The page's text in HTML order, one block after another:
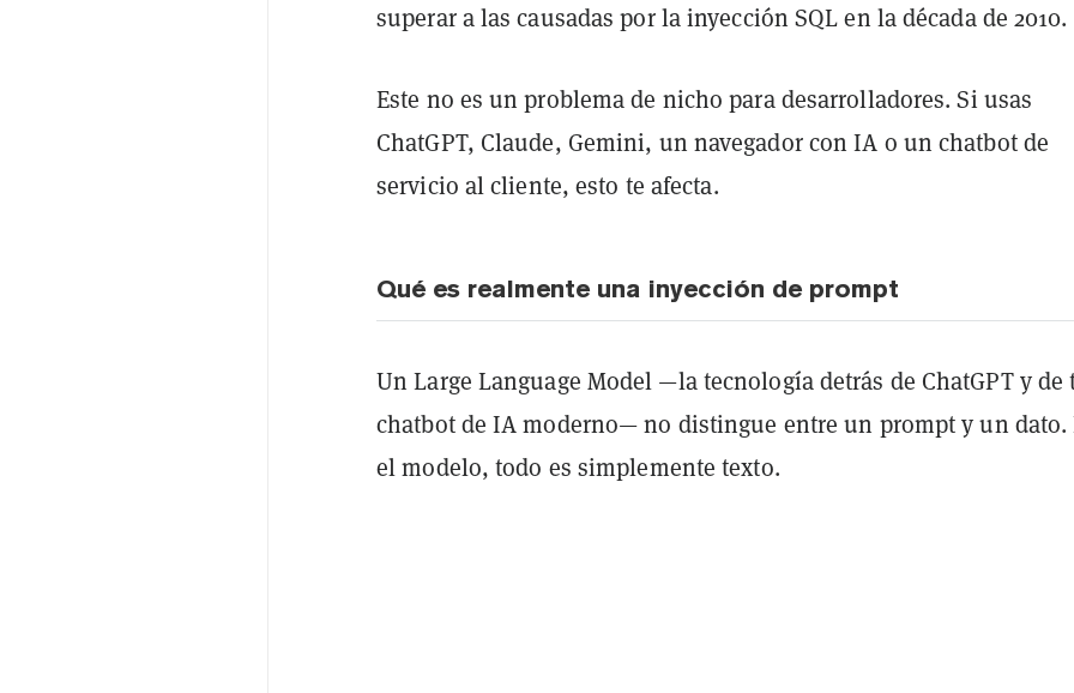
superar a las causadas por la inyección SQL en la década de 2010.
Este no es un problema de nicho para desarrolladores. Si usas
ChatGPT, Claude, Gemini, un navegador con IA o un chatbot de
servicio al cliente, esto te afecta.
Qué es realmente una inyección de prompt
Un Large Language Model —la tecnología detrás de ChatGPT y de
chatbot de IA moderno— no distingue entre un prompt y un dato.
el modelo, todo es simplemente texto.